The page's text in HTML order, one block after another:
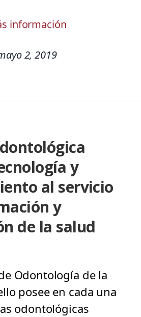
información
2, 2019
y
al servicio
y
de la salud
Odontología de la
posee en cada una
odontológicas